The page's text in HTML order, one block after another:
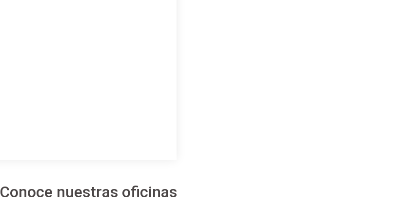
Conoce nuestras oficinas